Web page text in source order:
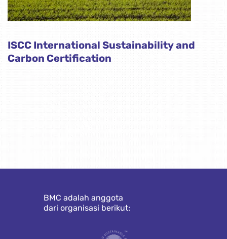
ISCC International Sustainability and
Carbon Certification
BMC adalah anggota
dari organisasi berikut: